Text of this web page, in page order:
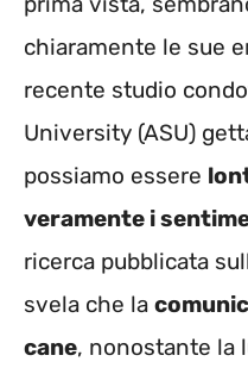
chiaramente le sue
recente studio
University (ASU)
possiamo essere
veramente i
ricerca pubblicata
svela che la
cane, nonostante la